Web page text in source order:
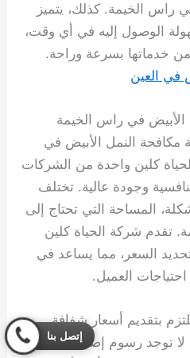
راس الخيمة. كذلك، يتميز
الوصول إليه في أي وقت،
من خدماتها بسرعة وراحة.
في العين
الأبيض في راس الخيمة
النمل الأبيض في
كلين واحدة من الشركات
وجودة عالية. تختلف
المساحة التي تحتاج إلى
تقدم شركة الحياة كلين
السعر، مما يساعد في
العميل.
بتقديم أسعار شفافة
توجد رسوم إضافية غير
إتصل بنا